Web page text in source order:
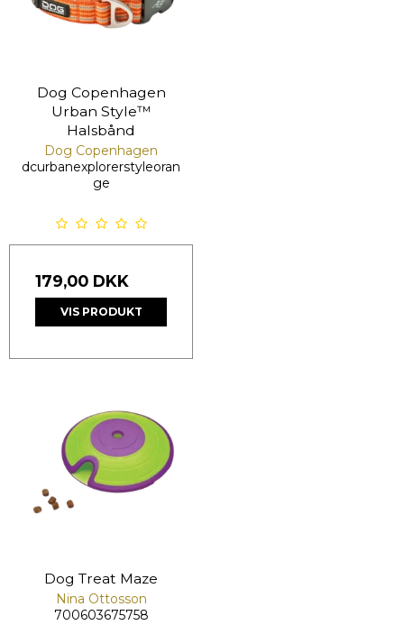
Dog Copenhagen
Urban Style™
Halsbånd
Dog Copenhagen
dcurbanexplorerstyleoran
ge
179,00 DKK
VIS PRODUKT
Dog Treat Maze
Nina Ottosson
700603675758